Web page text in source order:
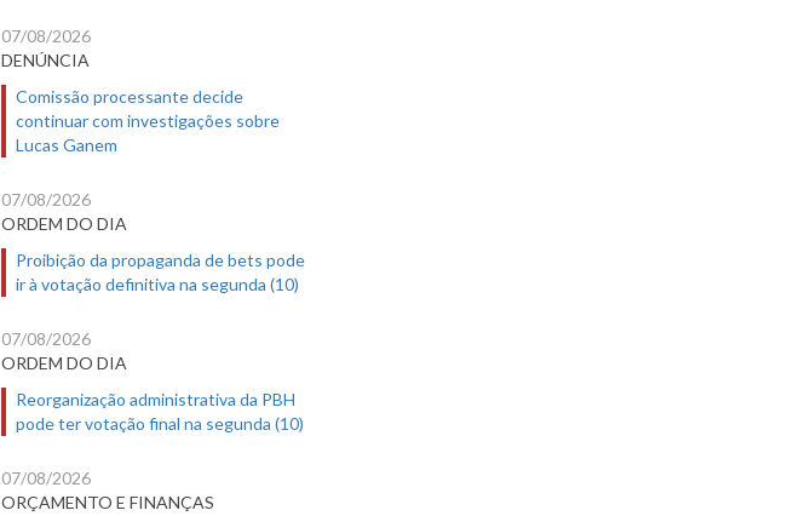
07/08/2026
DENÚNCIA
Comissão processante decide
continuar com investigações sobre
Lucas Ganem
07/08/2026
ORDEM DO DIA
Proibição da propaganda de bets pode
ir à votação definitiva na segunda (10)
07/08/2026
ORDEM DO DIA
Reorganização administrativa da PBH
pode ter votação final na segunda (10)
07/08/2026
ORÇAMENTO E FINANÇAS